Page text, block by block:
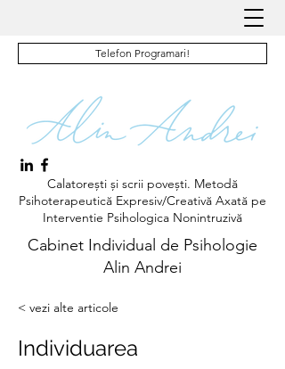
Calatorești și scrii povești. Metodă
Psihoterapeutică Expresiv/Creativă Axată pe
Interventie Psihologica Nonintruzivă
Telefon Programari!
Cabinet Individual de Psihologie
Alin Andrei
< vezi alte articole
Individuarea